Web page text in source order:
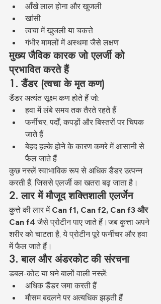
आँखे लाल होना और खुजली
खांसी
त्वचा में खुजली या चकत्ते
गंभीर मामलों में अस्थमा जैसे लक्षण
मुख्य जैविक कारक जो एलर्जी को
प्रभावित करते हैं
1. डैंडर (त्वचा के मृत कण)
डैंडर अत्यंत सूक्ष्म कण होते हैं जो:
हवा में लंबे समय तक तैरते रहते हैं
फर्नीचर, पर्दों, कपड़ों और बिस्तरों पर चिपक
जाते हैं
बेहद हल्के होने के कारण कमरे में आसानी से
फैल जाते हैं
कुछ नस्लें स्वाभाविक रूप से अधिक डैंडर उत्पन्न
करती हैं, जिससे एलर्जी का खतरा बढ़ जाता है।
2. लार में मौजूद शक्तिशाली एलर्जेन
कुत्ते की लार में Can f1, Can f2, Can f3 और
Can f4 जैसे प्रोटीन पाए जाते हैं।जब कुत्ता अपने
शरीर को चाटता है, ये प्रोटीन पूरे फर्नीचर और हवा
में फैल जाते हैं।
3. बाल और अंडरकोट की संरचना
डबल-कोट या घने बालों वाली नस्लें:
अधिक डैंडर जमा करती हैं
मौसम बदलने पर अत्यधिक झड़ती हैं